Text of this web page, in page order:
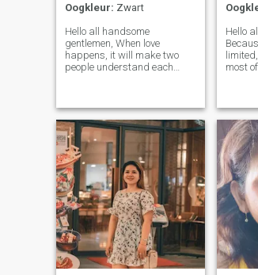
Oogkleur: Zwart
Hello all handsome
gentlemen, When love
happens, it will make two
people understand each
If I love someone, I will use
understanding to accept him
whether it is posit
Hello
most
that
time